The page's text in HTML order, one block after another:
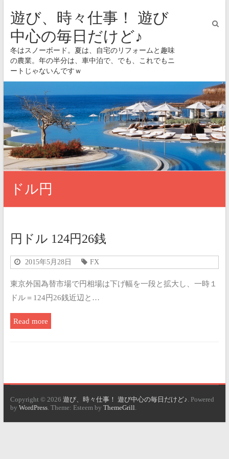
遊び、時々仕事！ 遊び
中心の毎日だけど♪
冬はスノーボード。夏は、自宅のリフォームと趣味
の農業。年の半分は、車中泊で、でも、これでもニ
ートじゃないんですｗ
ドル円
円ドル 124円26銭
2015年5月28日 FX
東京外国為替市場で円相場は下げ幅を一段と拡大し、一時１
ドル＝124円26銭近辺と…
Read more
Copyright © 2026 遊び、時々仕事！ 遊び中心の毎日だけど♪ . Powered
by WordPress. Theme: Esteem by ThemeGrill